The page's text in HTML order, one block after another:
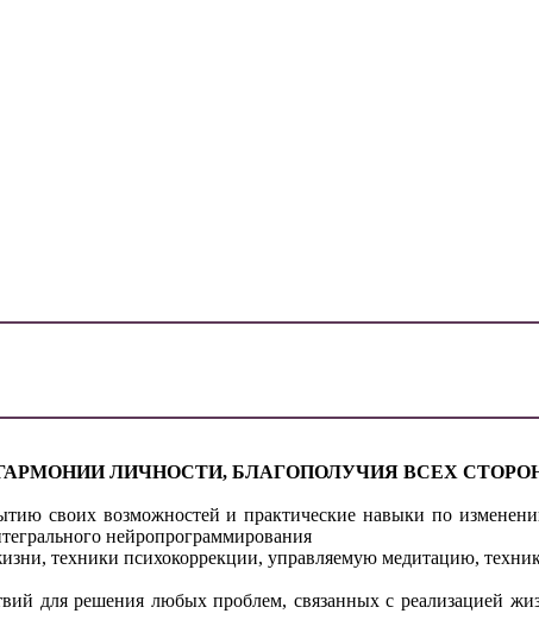
ЛИЧНОСТИ, БЛАГОПОЛУЧИЯ ВСЕХ
своих возможностей и практические навыки по
нейропрограммирования
техники психокоррекции, управляемую медитацию,
для решения любых проблем, связанных с реализацией